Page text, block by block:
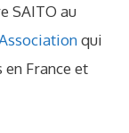
SAITO au
qui
France et